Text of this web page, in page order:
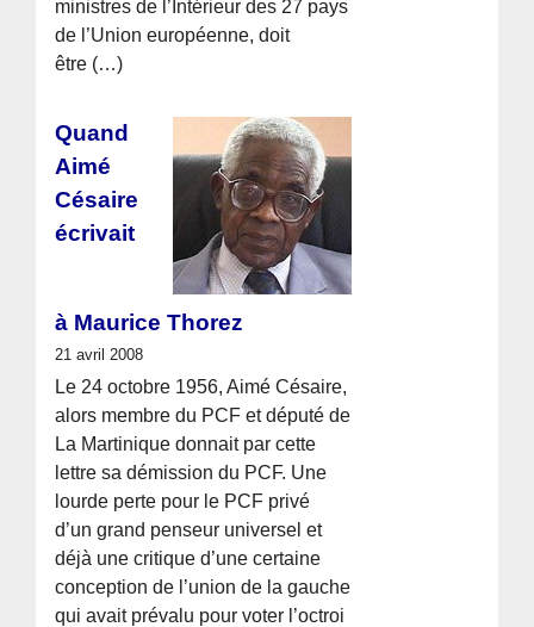
ministres de l’Intérieur des 27 pays
de l’Union européenne, doit
être (…)
Quand
Aimé
Césaire
écrivait
à Maurice Thorez
21 avril 2008
Le 24 octobre 1956, Aimé Césaire,
alors membre du PCF et député de
La Martinique donnait par cette
lettre sa démission du PCF. Une
lourde perte pour le PCF privé
d’un grand penseur universel et
déjà une critique d’une certaine
conception de l’union de la gauche
qui avait prévalu pour voter l’octroi